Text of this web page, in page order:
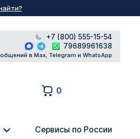
+7 (800) 555-15-54
79689961638
в Max, Telegram и WhatsApp
0
Сервисы по России